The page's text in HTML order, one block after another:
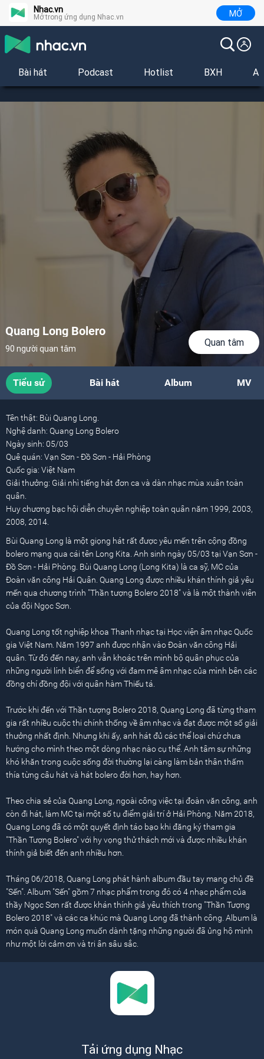
Nhac.vn
Mở trong ứng dụng Nhac.vn MỞ
Bài hát Podcast Hotlist BXH
Quang Long Bolero
90 người quan tâm
Quan tâm
Tiểu sử Bài hát Album MV
Tên thật: Bùi Quang Long.
Nghệ danh: Quang Long Bolero
Ngày sinh: 05/03
Quê quán: Vạn Sơn - Đồ Sơn - Hải Phòng
Quốc gia: Việt Nam
Giải thưởng: Giải nhì tiếng hát đơn ca và dàn nhạc mùa xuân toàn
quân.
Huy chương bạc hội diễn chuyên nghiệp toàn quân năm 1999, 2003,
2008, 2014.
Bùi Quang Long là một giọng hát rất được yêu mến trên cộng đồng
bolero mạng qua cái tên Long Kita. Anh sinh ngày 05/03 tại Vạn Sơn -
Đồ Sơn - Hải Phòng. Bùi Quang Long (Long Kita) là ca sỹ, MC của
Đoàn văn công Hải Quân. Quang Long được nhiều khán thính giả yêu
mến qua chương trình "Thần tượng Bolero 2018" và là một thành viên
của đội Ngọc Sơn.
Quang Long tốt nghiệp khoa Thanh nhạc tại Học viện âm nhạc Quốc
gia Việt Nam. Năm 1997 anh được nhận vào Đoàn văn công Hải
quân. Từ đó đến nay, anh vẫn khoác trên mình bộ quân phục của
những người lính biển để sống với đam mê âm nhạc của mình bên các
đồng chí đồng đội với quân hàm Thiếu tá.
Trước khi đến với Thần tượng Bolero 2018, Quang Long đã từng tham
gia rất nhiều cuộc thi chính thống về âm nhạc và đạt được một số giải
thưởng nhất định. Nhưng khi ấy, anh hát đủ các thể loại chứ chưa
hướng cho mình theo một dòng nhạc nào cụ thể. Anh tâm sự những
khó khăn trong cuộc sống đời thường lại càng làm bản thân thấm
thía từng câu hát và hát bolero đời hơn, hay hơn.
Theo chia sẻ của Quang Long, ngoài công việc tại đoàn văn công, anh
còn đi hát, làm MC tại một số tụ điểm giải trí ở Hải Phòng. Năm 2018,
Quang Long đã có một quyết định táo bạo khi đăng ký tham gia
"Thần Tượng Bolero" với hy vọng thử thách mới và được nhiều khán
thính giả biết đến anh nhiều hơn.
Tháng 06/2018, Quang Long phát hành album đầu tay mang chủ đề
"Sến". Album "Sến" gồm 7 nhạc phẩm trong đó có 4 nhạc phẩm của
thầy Ngọc Sơn rất được khán thính giả yêu thích trong "Thần Tượng
Bolero 2018" và các ca khúc mà Quang Long đã thành công. Album là
món quà Quang Long muốn dành tặng những người đã ủng hộ mình
như một lời cảm ơn và tri ân sâu sắc.
Tải ứng dụng Nhạc